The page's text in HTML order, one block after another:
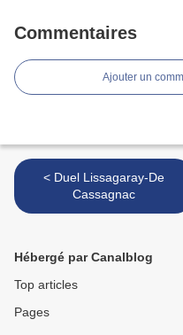
Commentaires
Ajouter un
< Duel Lissagaray-De
Cassagnac
Hébergé par Canalblog
Top articles
Pages